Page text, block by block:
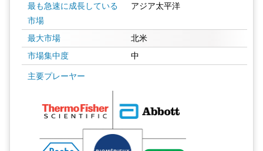
最も急速に成長している
市場
アジア太平洋
最大市場 北米
市場集中度 中
主要プレーヤー
画像 © Mordor Intelligence。再利用にはCC BY 4.0の表示が必要です。